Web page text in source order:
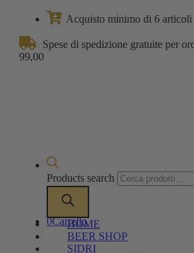
Acquisto minimo di 6 articoli
Spese di spedizione gratuite per
99,00
0Carrello
Products search
HOME
BEER SHOP
SIDRI